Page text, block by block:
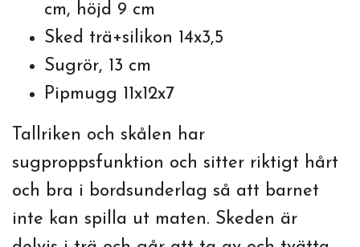
cm, höjd 9 cm
Sked trä+silikon 14x3,5
Sugrör, 13 cm
Pipmugg 11x12x7
Tallriken och skålen har
sugproppsfunktion och sitter riktigt hårt
och bra i bordsunderlag så att barnet
inte kan spilla ut maten. Skeden är